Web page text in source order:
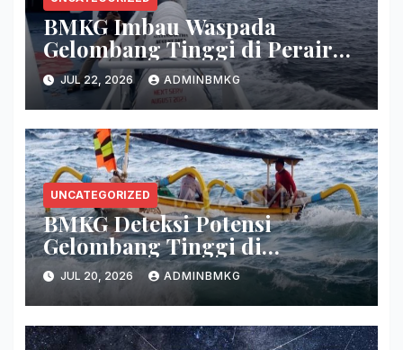
BMKG Imbau Waspada
Gelombang Tinggi di Perairan
Sultra
JUL 22, 2026 ADMINBMKG
UNCATEGORIZED
BMKG Deteksi Potensi
Gelombang Tinggi di
Persenjataan
JUL 20, 2026 ADMINBMKG